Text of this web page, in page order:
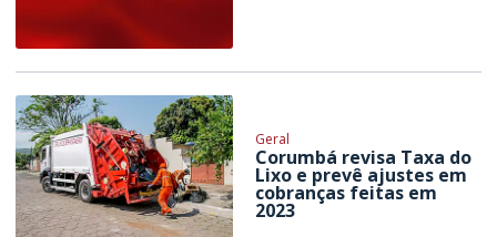
Geral
Corumbá revisa Taxa do
Lixo e prevê ajustes em
cobranças feitas em
2023